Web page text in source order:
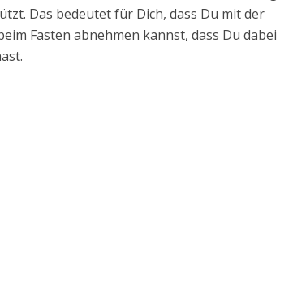
Das bedeutet für Dich, dass Du mit der
Fasten abnehmen kannst, dass Du dabei